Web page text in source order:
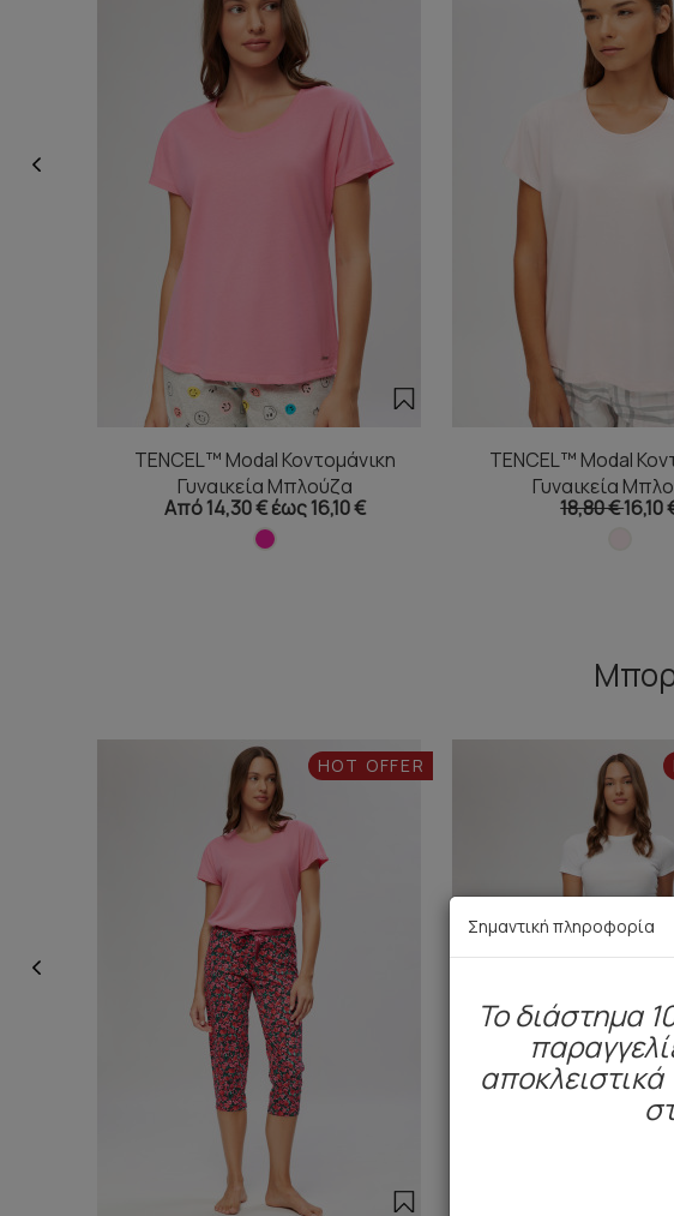
TENCEL™ Modal Κοντομάνικη
Γυναικεία Μπλούζα
Από 14,30 € έως 16,10 €
TENCEL™ Modal
Γυναικεία
18,80 €16,10
HOT OFFER
Σημαντική πληροφορία
To διάστημα